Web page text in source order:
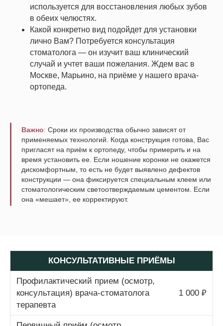
используется для восстановления любых зубов
в обеих челюстях.
Какой конкретно вид подойдет для установки
лично Вам? Потребуется консультация
стоматолога — он изучит ваш клинический
случай и учтет ваши пожелания. Ждем вас в
Москве, Марьино, на приёме у нашего врача-
ортопеда.
Важно: Сроки их производства обычно зависят от
применяемых технологий. Когда конструкция готова, Вас
пригласят на приём к ортопеду, чтобы примерить и на
время установить ее. Если ношение коронки не окажется
дискомфортным, то есть не будет выявлено дефектов
конструкции — она фиксируется специальным клеем или
стоматологическим светоотверждаемым цементом. Если
она «мешает», ее корректируют.
КОНСУЛЬТАТИВНЫЕ ПРИЁМЫ
Профилактический прием (осмотр,
консультация) врача-стоматолога
терапевта
1 000 ₽